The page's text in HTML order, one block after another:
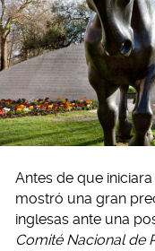
Antes de que
mostró una gran
inglesas ante una
Comité Nacional de